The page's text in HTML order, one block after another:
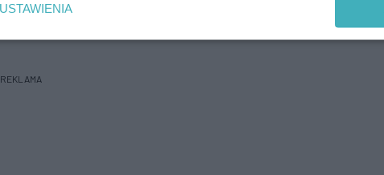
REKLAMA
USTAWIENIA